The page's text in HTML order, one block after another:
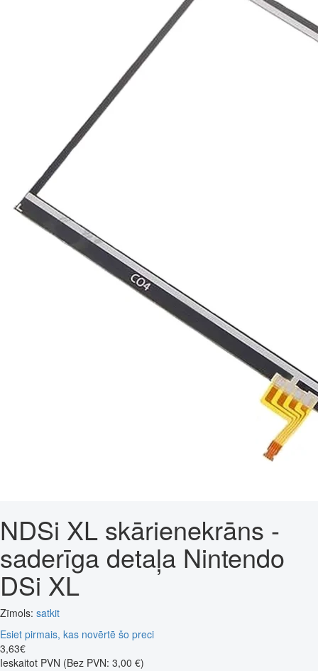
NDSi XL skārienekrāns -
saderīga detaļa Nintendo
DSi XL
Zīmols: satkit
Esiet pirmais, kas novērtē šo preci
3,63€
Ieskaitot PVN (Bez PVN: 3,00 €)